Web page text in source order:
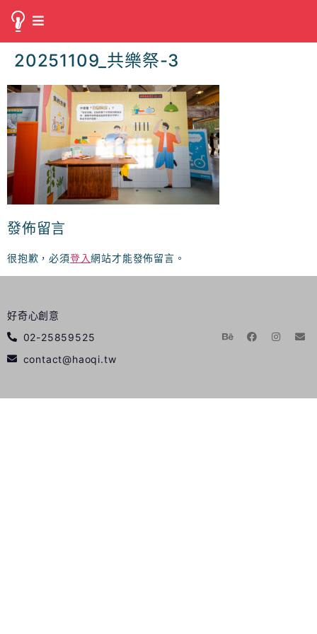
20251109_共樂祭-3
發佈留言
很抱歉，必須登入網站才能發佈留言。
好奇心創意
02-25859525
contact@haoqi.tw